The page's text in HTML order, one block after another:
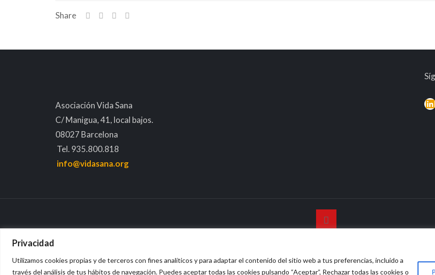
Privacidad
Utilizamos cookies propias y de terceros con fines analíticos y para adaptar el contenido del sitio web a tus preferencias, incluido a
través del análisis de tus hábitos de navegación. Puedes aceptar todas las cookies pulsando “Aceptar”, Rechazar todas las cookies o
Share
Asociación Vida Sana
C/ Manigua, 41, local bajos.
08027 Barcelona
Tel. 935.800.818
info@vidasana.org
Aviso legal
Política de privacidad Política de devolución